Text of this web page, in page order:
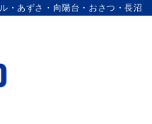
・あずさ・向陽台・おさつ・長沼